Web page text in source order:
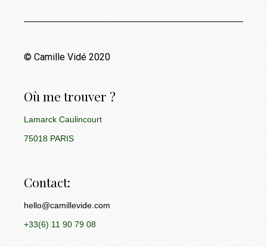
© Camille Vidé 2020
Où me trouver ?
Lamarck Caulincourt
75018 PARIS
Contact:
hello@camillevide.com
+33(6) 11 90 79 08